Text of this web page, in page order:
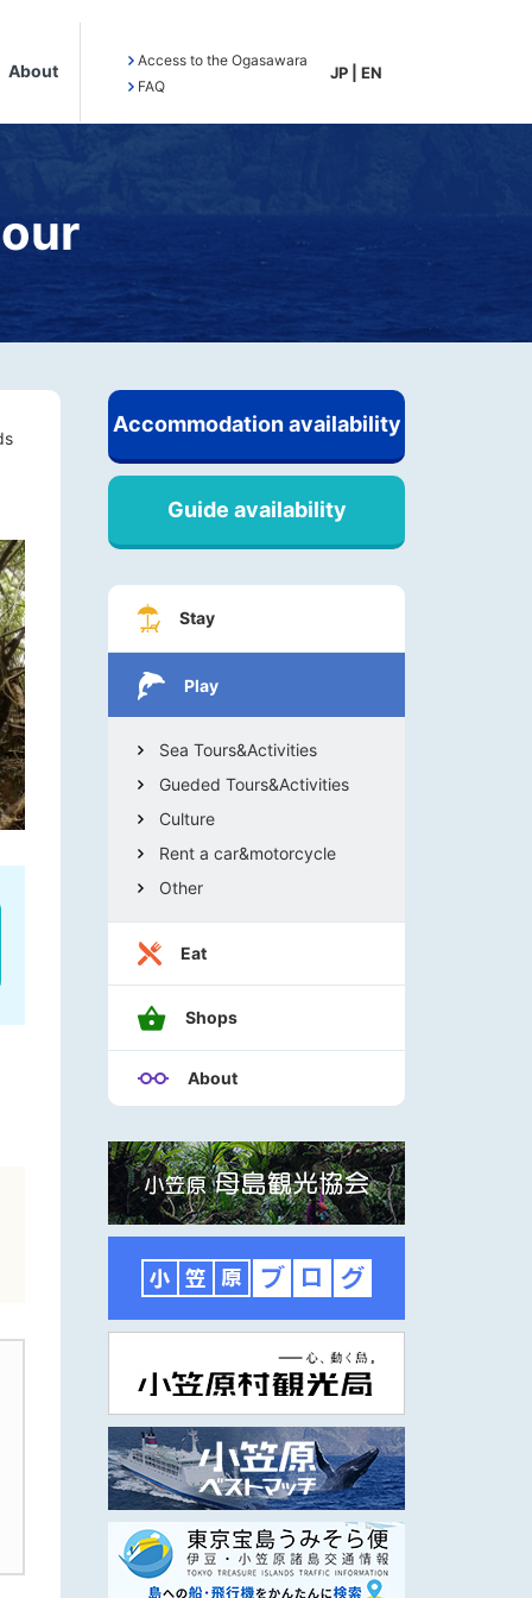
About
Access to the Ogasawara
FAQ
JP EN
Accommodation availability
Guide availability
Stay
Play
Sea Tours&Activities
Gueded Tours&Activities
Culture
Rent a car&motorcycle
Other
Eat
Shops
About